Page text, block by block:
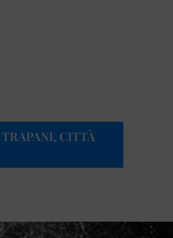
CITTÀ